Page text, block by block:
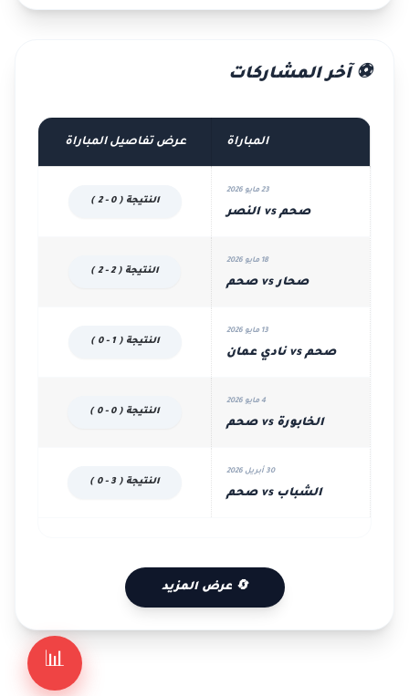
📊
⚽ آخر المشاركات
المباراة عرض تفاصيل المباراة
23 مايو 2026
صحم vs النصر
النتيجة ( 0 - 2 )
18 مايو 2026
صحار vs صحم
النتيجة ( 2 - 2 )
13 مايو 2026
صحم vs نادي عمان
النتيجة ( 1 - 0 )
4 مايو 2026
الخابورة vs صحم
النتيجة ( 0 - 0 )
30 أبريل 2026
الشباب vs صحم
النتيجة ( 3 - 0 )
🔄 عرض المزيد